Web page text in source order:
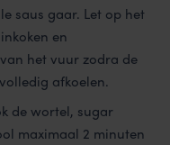
saus gaar. Let op het
en
het vuur zodra de
afkoelen.
de wortel, sugar
maximaal 2 minuten